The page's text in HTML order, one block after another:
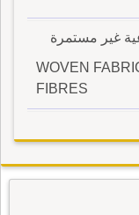
غير مستمرة
WOVEN
FIBRES